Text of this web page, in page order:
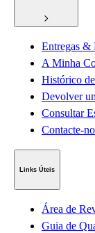
Entregas &
A Minha
Histórico
Devolver
Consultar
Contacte-
Links Úteis
Área de
Guia de